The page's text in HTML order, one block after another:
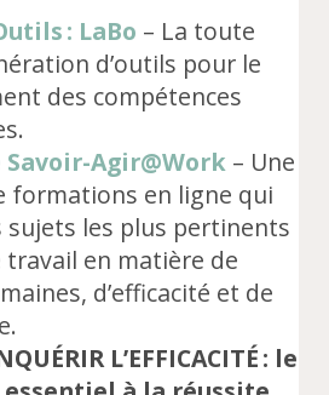
: LaBo – La toute
d’outils pour le
des compétences
Savoir-Agir@Work – Une
formations en ligne qui
sujets les plus pertinents
travail en matière de
d’efficacité et de
L’EFFICACITÉ : le